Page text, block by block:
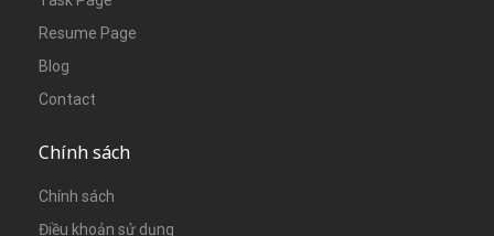
Resume Page
Blog
Contact
Chính sách
Chính sách
Điều khoản sử dụng